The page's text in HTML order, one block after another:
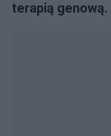
terapią genową.